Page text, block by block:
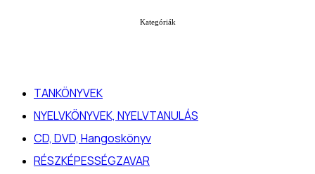
Kategóriák
TANKÖNYVEK
NYELVKÖNYVEK, NYELVTANULÁS
CD, DVD, Hangoskönyv
RÉSZKÉPESSÉGZAVAR